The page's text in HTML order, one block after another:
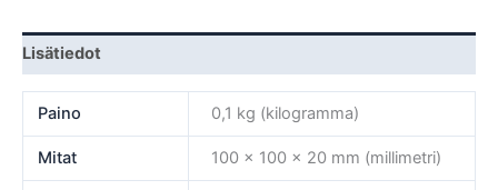
Lisätiedot
Paino 0,1 kg (kilogramma)
Mitat 100 × 100 × 20 mm (millimetri)